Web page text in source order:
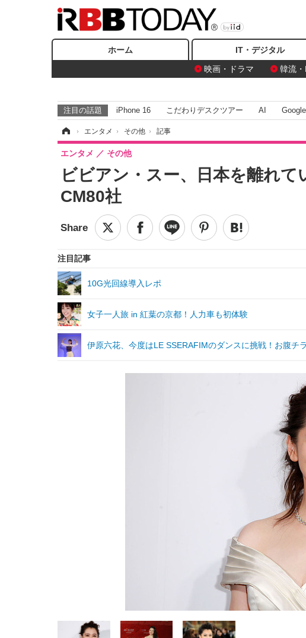
ホーム IT・デジタル
映画・ドラマ
韓流
注目の話題 iPhone 16 こだわりデスクツアー AI
› エンタメ › その他 › 記事
ビビアン・スー、日本を離れ
CM80社
エンタメ その他
注目記事
10G光回線導入レポ
女子一人旅 in 紅葉の京都！人力車も初体験
伊原六花、今度はLE SSERAFIMのダンスに挑戦！お腹チ